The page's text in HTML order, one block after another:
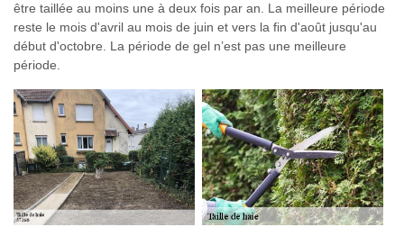
être taillée au moins une à deux fois par an. La meilleure période
reste le mois d'avril au mois de juin et vers la fin d'août jusqu'au
début d'octobre. La période de gel n’est pas une meilleure
période.